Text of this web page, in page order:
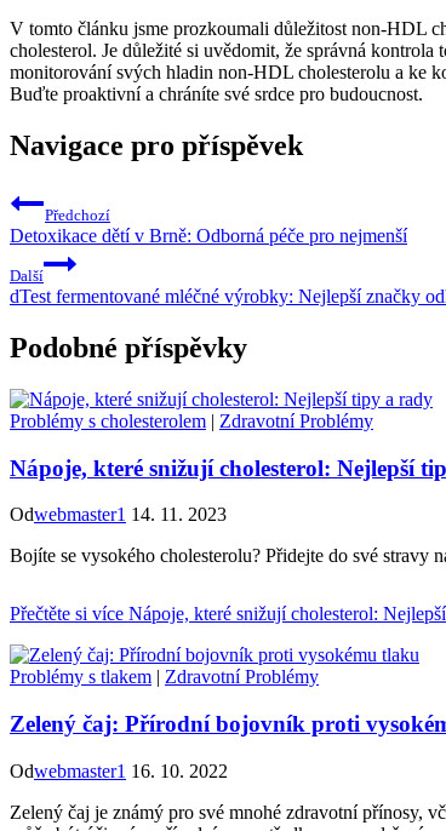
V tomto článku jsme ⁢prozkoumali důležitost non-HDL
cholesterol. Je důležité si ⁢uvědomit, že správná⁤
monitorování svých hladin non-HDL ​cholesterolu a ke
Buďte proaktivní a chráníte své srdce pro budoucnost.
Navigace pro příspěvek
Předchozí
Detoxikace dětí v Brně: Odborná péče pro nejmenší
Další
dTest fermentované mléčné výrobky: Nejlepší značky
Podobné příspěvky
Problémy s cholesterolem | Zdravotní Problémy
Nápoje, které snižují cholesterol: Nejlepší
Odwebmaster1 14. 11. 2023
Bojíte se vysokého cholesterolu? Přidejte do své stravy
Přečtěte si více Nápoje, které snižují cholesterol:
Problémy s tlakem | Zdravotní Problémy
Zelený čaj: Přírodní bojovník proti
Odwebmaster1 16. 10. 2022
Zelený čaj je známý pro své mnohé zdravotní přínosy,